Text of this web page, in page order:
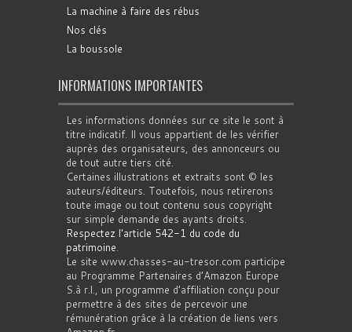
La machine à faire des rébus
Nos clés
La boussole
INFORMATIONS IMPORTANTES
Les informations données sur ce site le sont à
titre indicatif. Il vous appartient de les vérifier
auprès des organisateurs, des annonceurs ou
de tout autre tiers cité.
Certaines illustrations et extraits sont © les
auteurs/éditeurs. Toutefois, nous retirerons
toute image ou tout contenu sous copyright
sur simple demande des ayants droits.
Respectez l'article 542-1 du code du
patrimoine.
Le site www.chasses-au-tresor.com participe
au Programme Partenaires d’Amazon Europe
S.à r.l., un programme d’affiliation conçu pour
permettre à des sites de percevoir une
rémunération grâce à la création de liens vers